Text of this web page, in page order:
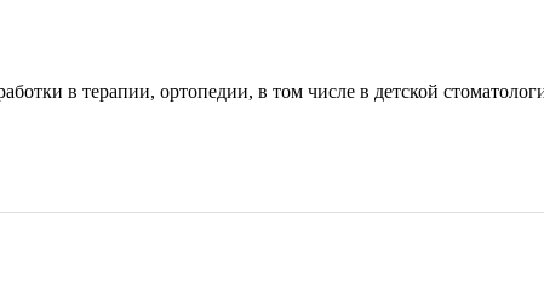
в терапии, ортопедии, в том числе в детской